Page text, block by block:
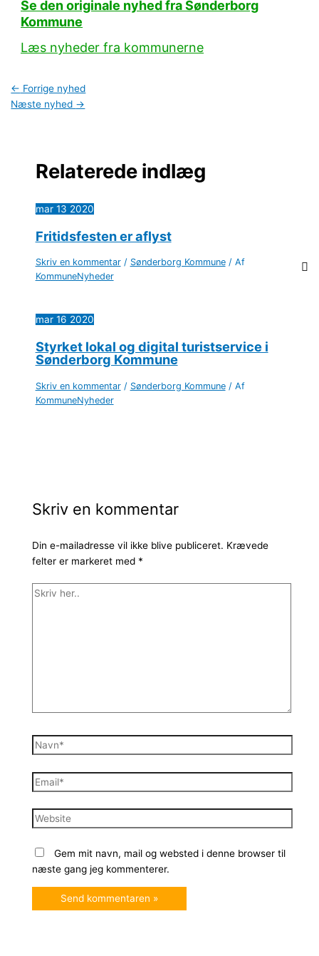
Se den originale nyhed fra Sønderborg
Kommune
Læs nyheder fra kommunerne
← Forrige nyhed
Næste nyhed →
Relaterede indlæg
mar 13 2020
Fritidsfesten er aflyst
Skriv en kommentar / Sønderborg Kommune/ Af
KommuneNyheder
mar 16 2020
Styrket lokal og digital turistservice i
Sønderborg Kommune
Skriv en kommentar / Sønderborg Kommune/ Af
KommuneNyheder
Skriv en kommentar
Din e-mailadresse vil ikke blive publiceret. Krævede
felter er markeret med *
Skriv
Navn*
Email*
Website
Gem mit navn, mail og websted i denne browser til
næste gang jeg kommenterer.